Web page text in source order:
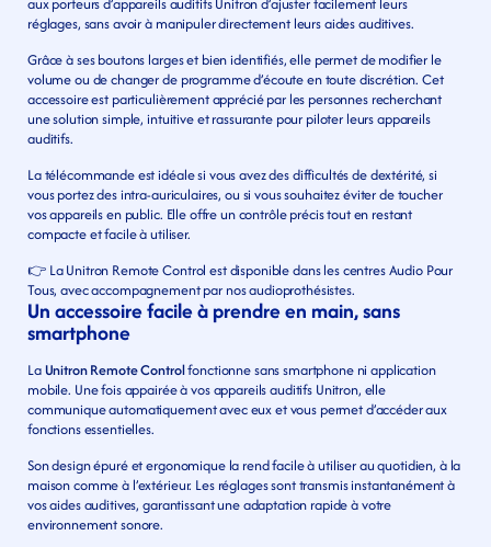
réglages, sans avoir à manipuler directement leurs aides auditives.
Grâce à ses boutons larges et bien identifiés, elle permet de modifier le
volume ou de changer de programme d’écoute en toute discrétion. Cet
accessoire est particulièrement apprécié par les personnes recherchant
une solution simple, intuitive et rassurante pour piloter leurs appareils
auditifs.
La télécommande est idéale si vous avez des difficultés de dextérité, si
vous portez des intra-auriculaires, ou si vous souhaitez éviter de toucher
vos appareils en public. Elle offre un contrôle précis tout en restant
compacte et facile à utiliser.
👉 La Unitron Remote Control est disponible dans les centres Audio Pour
Tous, avec accompagnement par nos audioprothésistes.
Un accessoire facile à prendre en main, sans
smartphone
La Unitron Remote Control fonctionne sans smartphone ni application
mobile. Une fois appairée à vos appareils auditifs Unitron, elle
communique automatiquement avec eux et vous permet d’accéder aux
fonctions essentielles.
Son design épuré et ergonomique la rend facile à utiliser au quotidien, à la
maison comme à l’extérieur. Les réglages sont transmis instantanément à
vos aides auditives, garantissant une adaptation rapide à votre
environnement sonore.